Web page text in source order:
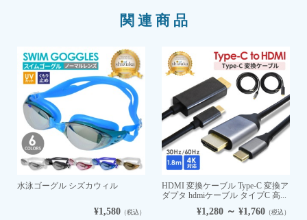
関連商品
水泳ゴーグル シズカウィル
¥1,580（税込）
HDMI 変換ケーブル Type-C 変換ア
ダプタ hdmiケーブル タイプC 高...
¥1,280 ～ ¥1,760 （税込）